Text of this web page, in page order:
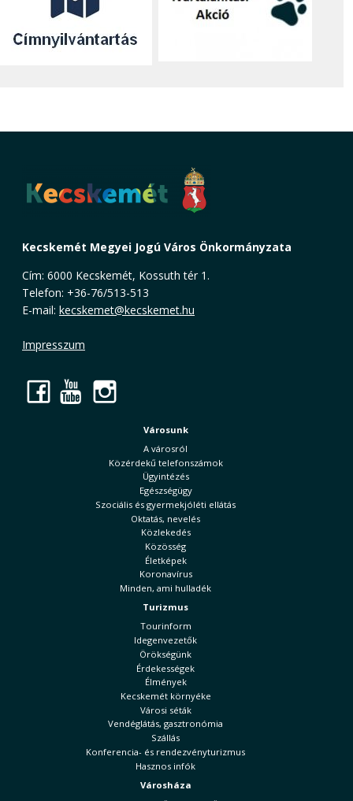
Kecskemét Megyei Jogú Város Önkormányzata
Cím: 6000 Kecskemét, Kossuth tér 1.
Telefon: +36-76/513-513
E-mail: kecskemet@kecskemet.hu
Impresszum
Facebook
YouTube
Városunk
A városról
Közérdekű telefonszámok
Ügyintézés
Egészségügy
Szociális és gyermekjóléti ellátás
Oktatás, nevelés
Közlekedés
Közösség
Életképek
Koronavírus
Minden, ami hulladék
Turizmus
Tourinform
Idegenvezetők
Örökségünk
Érdekességek
Élmények
Kecskemét környéke
Városi séták
Vendéglátás, gasztronómia
Szállás
Konferencia- és rendezvényturizmus
Hasznos infók
Városháza